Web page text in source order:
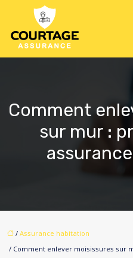
Comment
sur mur :
/ Assurance habitation
/ Comment enlever moisissures sur